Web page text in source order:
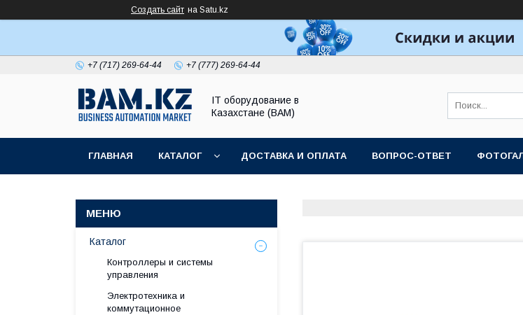
Создать сайт на Satu.kz
+7 (717) 269-64-44 +7 (777) 269-64-44
IT оборудование в
Казахстане (BAM)
ГЛАВНАЯ КАТАЛОГ ДОСТАВКА И ОПЛАТА ВОПРОС-ОТВЕТ
Каталог
Контроллеры и системы
управления
Электротехника и
коммутационное